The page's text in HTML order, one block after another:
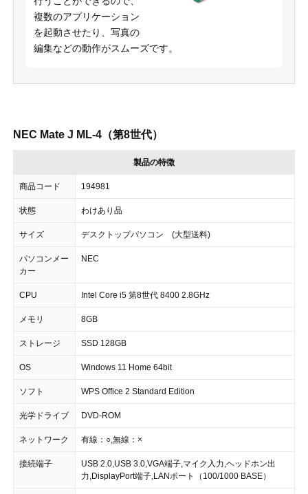
複数のアプリケーション
を起動させたり、写真の
編集などの動作がスムーズです。
NEC Mate J ML-4（第8世代）
製品の特徴
商品コード 194981
状態 わけあり品
サイズ デスクトップパソコン (大型送料)
パソコンメー
カー
NEC
CPU Intel Core i5 第8世代 8400 2.8GHz
メモリ 8GB
ストレージ SSD 128GB
OS Windows 11 Home 64bit
ソフト WPS Office 2 Standard Edition
光学ドライブ DVD-ROM
ネットワーク 有線：○,無線：×
接続端子
USB 2.0,USB 3.0,VGA端子,マイク入力,ヘッドホン出
力,DisplayPort端子,LANポート（100/1000 BASE）